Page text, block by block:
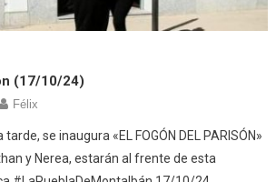
(17/10/24)
Félix
se inaugura «EL FOGÓN DEL PARISÓN»
y Nerea, estarán al frente de esta